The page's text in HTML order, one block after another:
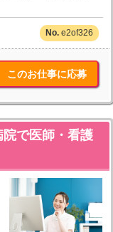
e2of326
このお仕事に応募
で医師・看護